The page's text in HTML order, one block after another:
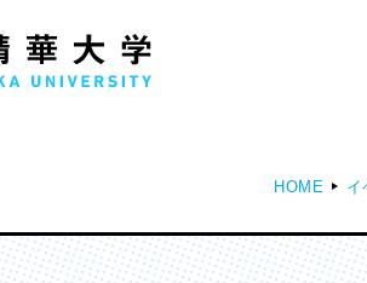
人文学部 メ
HOME イ